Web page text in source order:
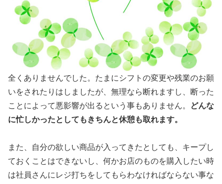
全くありませんでした。たまにシフトの変更や残業のお願
いをされたりはしましたが、無理なら断れますし、断った
ことによって悪影響が出るという事もありません。
どんな
に忙しかったとしてもきちんと休憩も取れます。
また、自分の欲しい商品が入ってきたとしても、キープし
ておくことはできないし、何かお店のものを購入したい時
は社員さんにレジ打ちをしてもらわなければならない事な